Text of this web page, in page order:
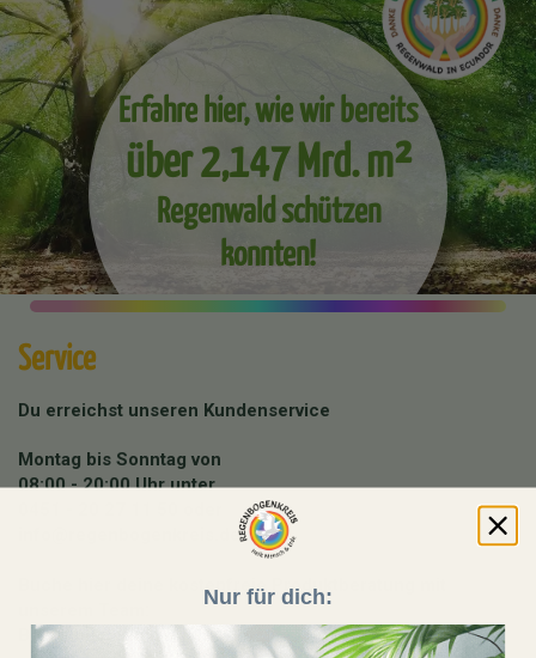
Erfahre hier, wie wir bereits
über 2,147 Mrd. m²
Regenwald schützen
konnten!
Service
Du erreichst unseren Kundenservice
Montag bis Sonntag von
08:00 - 20:00 Uhr unter
info@regenbogenkreis.de
Buche hier deine kostenfreie Produktberatung mit
Beratungstermin buchen
Nur für dich: